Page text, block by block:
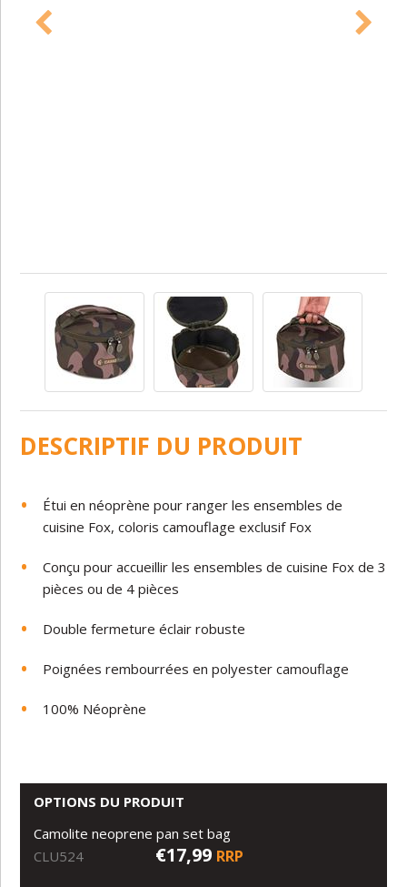
DESCRIPTIF DU PRODUIT
Étui en néoprène pour ranger les ensembles de
cuisine Fox, coloris camouflage exclusif Fox
Conçu pour accueillir les ensembles de cuisine Fox de 3
pièces ou de 4 pièces
Double fermeture éclair robuste
Poignées rembourrées en polyester camouflage
100% Néoprène
OPTIONS DU PRODUIT
Camolite neoprene pan set bag
CLU524
€17,99 RRP